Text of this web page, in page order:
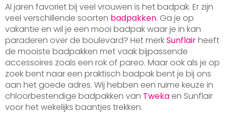
Al jaren favoriet bij veel vrouwen is het badpak. Er zijn
veel verschillende soorten badpakken. Ga je op
vakantie en wil je een mooi badpak waar je in kan
paraderen over de boulevard? Het merkSunflairheeft
de mooiste badpakken met vaak bijpassende
accessoires zoals een rok of pareo. Maar ook als je op
zoek bent naar een praktisch badpak bent je bij ons
aan het goede adres. Wij hebben een ruime keuze in
chloorbestendige badpakken van Tweka en Sunflair
voor het wekelijks baantjes trekken.